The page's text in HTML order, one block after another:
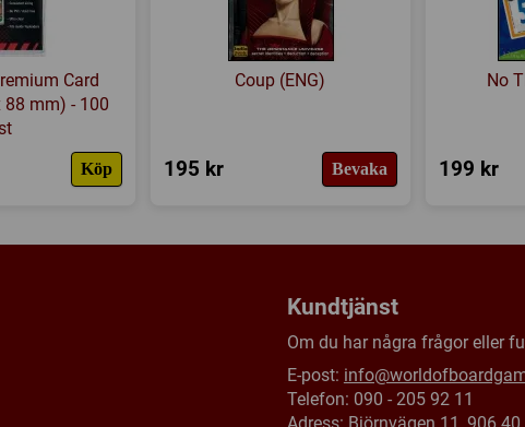
Card
88 mm) - 100
st
Köp
Coup (ENG)
195 kr Bevaka
No
199 kr
Kundtjänst
Om du har några frågor eller
E-post:
Telefon: 090 - 205 92 11